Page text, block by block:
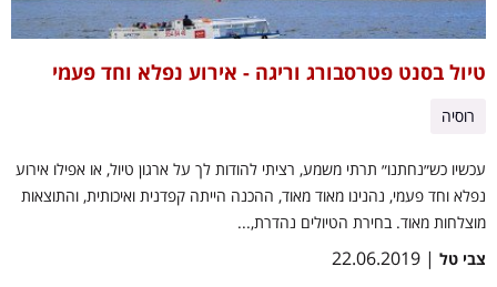
טיול בסנט פטרסבורג וריגה - אירוע נפלא וחד פעמי
רוסיה
עכשיו כש״נחתנו״ תרתי משמע, רציתי להודות לך על ארגון טיול, או אפילו אירוע
נפלא וחד פעמי, נהנינו מאוד מאוד, ההכנה הייתה קפדנית ואיכותית, והתוצאות
מוצלחות מאוד. בחירת הטיולים נהדרת,...
צבי טל | 22.06.2019